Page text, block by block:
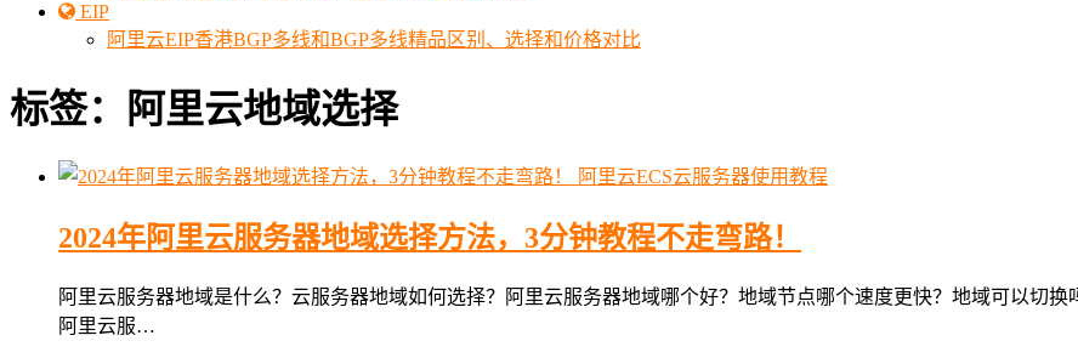
EIP
阿里云EIP香港BGP多线和BGP多线精品区别、选择和价格对比
标签：阿里云地域选择
阿里云ECS云服务器使用教程
2024年阿里云服务器地域选择方法，3分钟教程不走弯路！
阿里云服务器地域是什么？云服务器地域如何选择？阿里云服务器地域哪个好？地域节点哪个速度更快？地域可以切换
阿里云服…